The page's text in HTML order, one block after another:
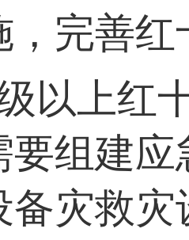
，完善
以上红
要组建
备灾救